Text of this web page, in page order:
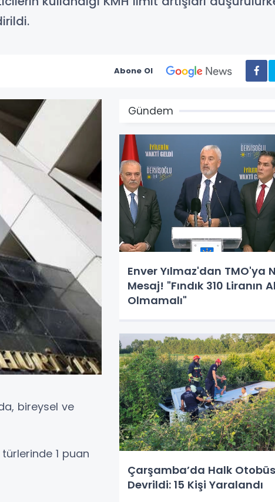
Abone Ol
bireysel ve
1 puan
Gündem
Enver Yılmaz'dan TMO'ya
Mesaj! "Fındık 310 Liranın
Olmamalı"
Çarşamba’da Halk
Devrildi: 15 Kişi Yaralandı